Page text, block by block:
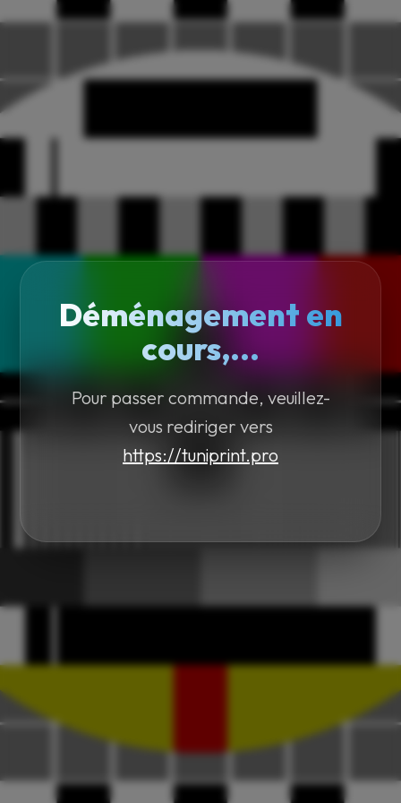
Déménagement en
cours,...
Pour passer commande, veuillez-
vous rediriger vers
https://tuniprint.pro